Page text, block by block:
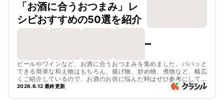
「お酒に合うおつまみ」レ
シピおすすめの50選を紹介
ビールやワインなど、お酒に合うおつまみを集めました。パパッと
できる簡単な和え物はもちろん、揚げ物、炒め物、煮物など、幅広
くご紹介しているので、お酒のお供に悩んだ時はぜひ参考にしてみ
てくださいね。
2026.6.12 最終更新